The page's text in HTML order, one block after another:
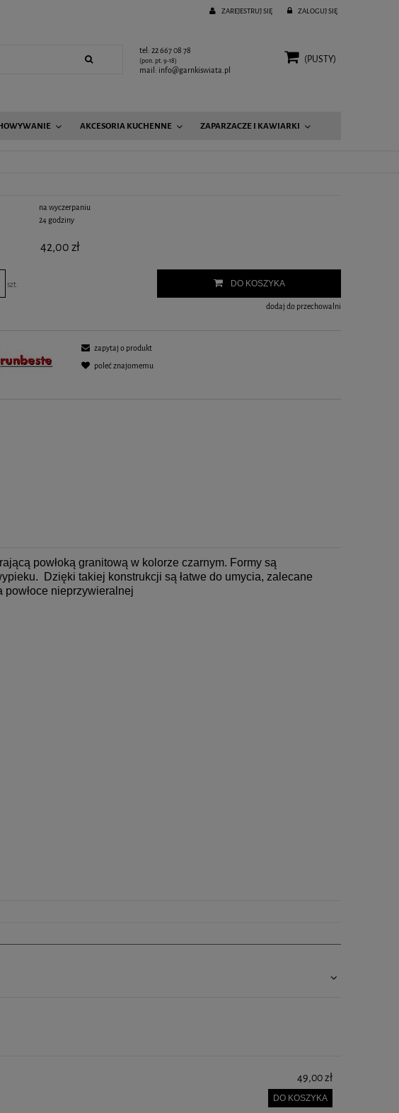
ZAREJESTRUJ SIĘ ZALOGUJ SIĘ
tel: 22 667 08 78
(pon. pt. 9-18)
mail: info@garnkiswiata.pl
(PUSTY)
AKCESORIA KUCHENNE ZAPARZACZE I KAWIARKI
na wyczerpaniu
24 godziny
42,00 zł
szt. DO KOSZYKA
dodaj do przechowalni
zapytaj o produkt
poleć znajomemu
powłoką granitową w kolorze czarnym. Formy są
Dzięki takiej konstrukcji są łatwe do umycia, zalecane
nieprzywieralnej
49,00 zł
DO KOSZYKA